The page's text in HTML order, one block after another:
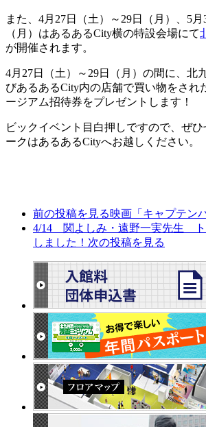
また、4月27日（土）～29日（月）、5月
（月）はあるあるCity横の特設会場にて
が開催されます。
4月27日（土）～29日（月）の間に、北
びあるあるCity内の店舗で買い物をされ
ージアム招待券をプレゼントします！
ビックイベント目白押しですので、ぜ
ークはあるあるCityへお越しください。
前の投稿を見る映画「キャプテン
4/14 関よしみ・遠野一実先生 ト
しました！ 次の投稿を見る